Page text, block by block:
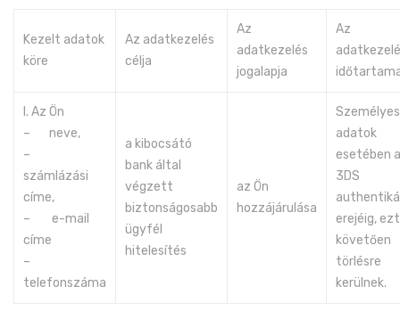
Kezelt adatok
köre
Az adatkezelés
célja
Az
adatkezelés
jogalapja
Az
I. Az Ön
– neve,
–
számlázási
címe,
– e-mail
címe
–
telefonszáma
a kibocsátó
bank által
végzett
biztonságosabb
ügyfél
hitelesítés
az Ön
hozzájárulása
Személyes
adatok
esetében a
3DS
erejéig, ezt
követően
törlésre
kerülnek.